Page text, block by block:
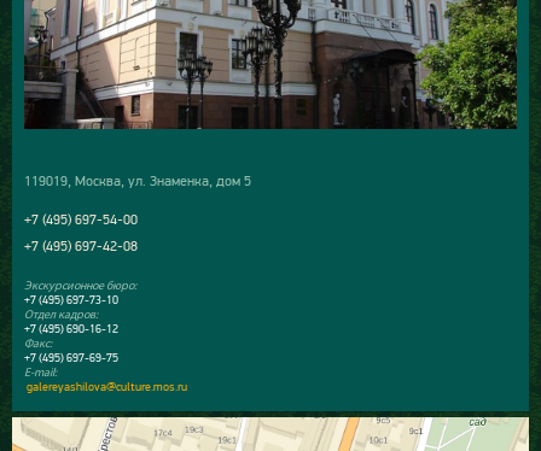
119019, Москва, ул. Знаменка, дом 5
+7 (495) 697-54-00
+7 (495) 697-42-08
Экскурсионное бюро:
+7 (495) 697-73-10
Отдел кадров:
+7 (495) 690-16-12
Факс:
+7 (495) 697-69-75
E-mail:
galereyashilova@culture.mos.ru